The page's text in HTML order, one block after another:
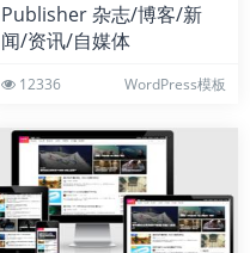
Publisher 杂志/博客/新
闻/资讯/自媒体
12336 WordPress模板